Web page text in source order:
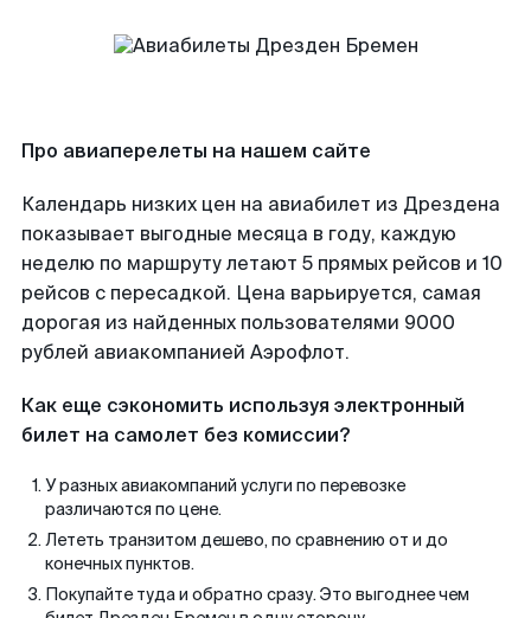
Про авиаперелеты на нашем сайте
Календарь низких цен на авиабилет из Дрездена
показывает выгодные месяца в году, каждую
неделю по маршруту летают 5 прямых рейсов и 10
рейсов с пересадкой. Цена варьируется, самая
дорогая из найденных пользователями 9000
рублей авиакомпанией Аэрофлот.
Как еще сэкономить используя электронный
билет на самолет без комиссии?
У разных авиакомпаний услуги по перевозке
различаются по цене.
Лететь транзитом дешево, по сравнению от и до
конечных пунктов.
Покупайте туда и обратно сразу. Это выгоднее чем